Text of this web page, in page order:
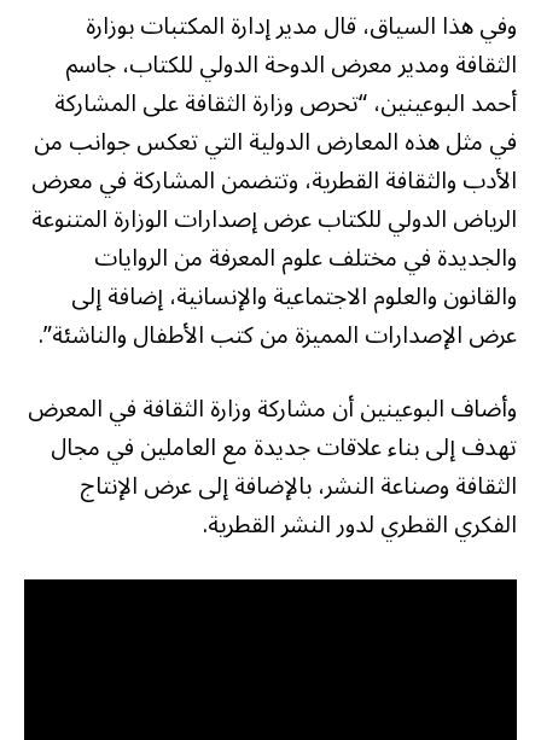
وفي هذا السياق، قال مدير إدارة المكتبات بوزارة
الثقافة ومدير معرض الدوحة الدولي للكتاب، جاسم
أحمد البوعينين، “تحرص وزارة الثقافة على المشاركة
في مثل هذه المعارض الدولية التي تعكس جوانب من
الأدب والثقافة القطرية، وتتضمن المشاركة في معرض
الرياض الدولي للكتاب عرض إصدارات الوزارة المتنوعة
والجديدة في مختلف علوم المعرفة من الروايات
والقانون والعلوم الاجتماعية والإنسانية، إضافة إلى
عرض الإصدارات المميزة من كتب الأطفال والناشئة”.
وأضاف البوعينين أن مشاركة وزارة الثقافة في المعرض
تهدف إلى بناء علاقات جديدة مع العاملين في مجال
الثقافة وصناعة النشر، بالإضافة إلى عرض الإنتاج
الفكري القطري لدور النشر القطرية.